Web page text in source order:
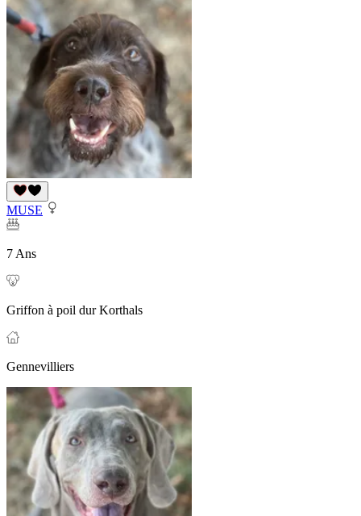
MUSE
7 Ans
Griffon à poil dur Korthals
Gennevilliers